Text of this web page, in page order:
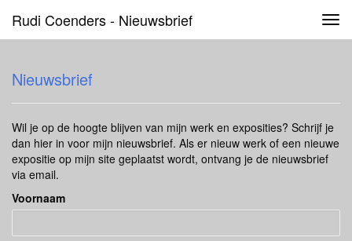
Rudi Coenders - Nieuwsbrief
Nieuwsbrief
Wil je op de hoogte blijven van mijn werk en exposities? Schrijf je
dan hier in voor mijn nieuwsbrief. Als er nieuw werk of een nieuwe
expositie op mijn site geplaatst wordt, ontvang je de nieuwsbrief
via email.
Voornaam